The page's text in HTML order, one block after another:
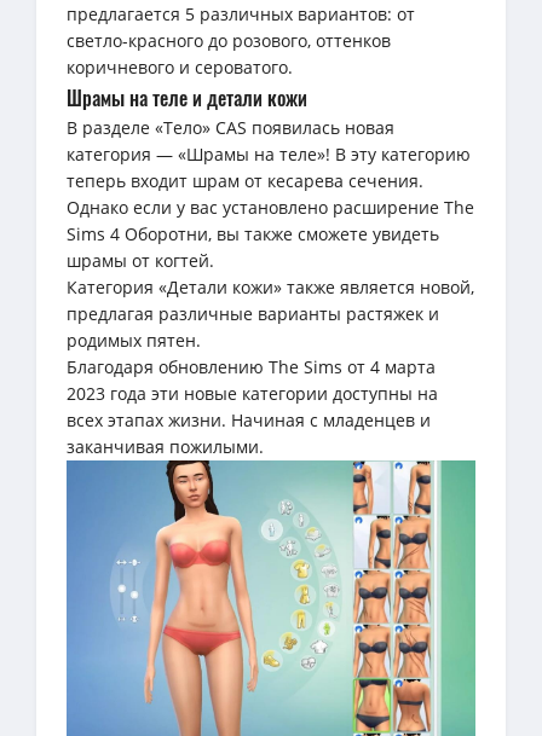
предлагается 5 различных вариантов: от
светло-красного до розового, оттенков
коричневого и сероватого.
Шрамы на теле и детали кожи
В разделе «Тело» CAS появилась новая
категория — «Шрамы на теле»! В эту категорию
теперь входит шрам от кесарева сечения.
Однако если у вас установлено расширение The
Sims 4 Оборотни, вы также сможете увидеть
шрамы от когтей.
Категория «Детали кожи» также является новой,
предлагая различные варианты растяжек и
родимых пятен.
Благодаря обновлению The Sims от 4 марта
2023 года эти новые категории доступны на
всех этапах жизни. Начиная с младенцев и
заканчивая пожилыми.